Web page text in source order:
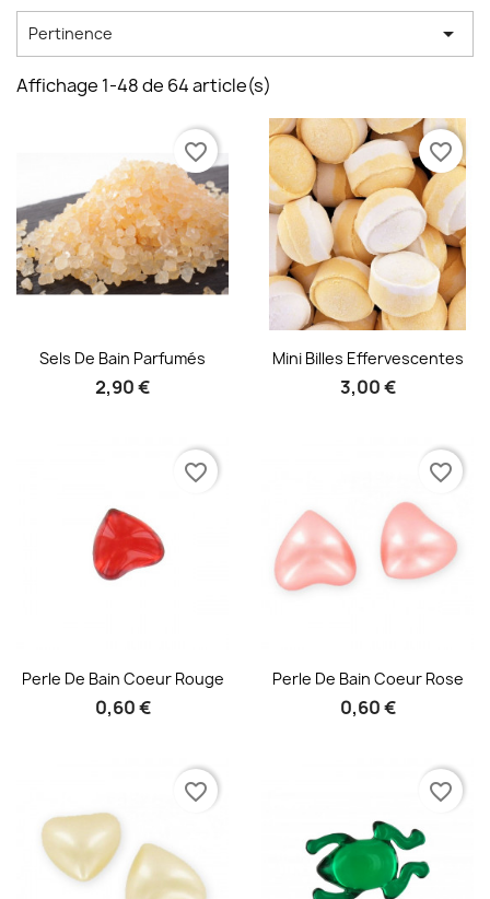
Pertinence 
Affichage 1-48 de 64 article(s)
 Aperçu rapide
Sels De Bain Parfumés
2,90 €
favorite_border
Aperçu rapide
Mini Billes Effervescentes
3,00 €
favorite_border
Aperçu rapide
Perle De Bain Coeur Rouge
0,60 €
favorite_border
Aperçu rapide
Perle De Bain Coeur Rose
0,60 €
favorite_border
favorite_border favorite_border